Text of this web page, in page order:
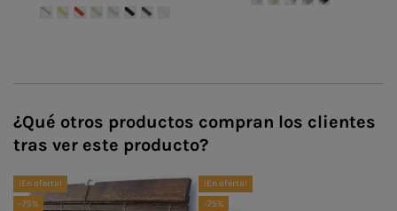
¿Qué otros productos compran los clientes
tras ver este producto?
¡En oferta!
-75%
¡En oferta!
-75%